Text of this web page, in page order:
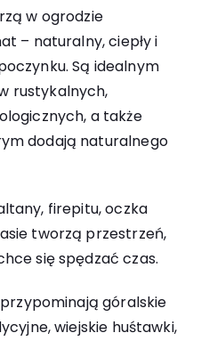
w ogrodzie
– naturalny, ciepły i
Są idealnym
rustykalnych,
a także
dodają naturalnego
firepitu, oczka
tworzą przestrzeń,
się spędzać czas.
góralskie
wiejskie huśtawki,